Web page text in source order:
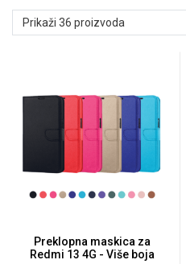
Preklopna maskica za
Redmi 13 4G - Više boja
Babe
Huawei
LCD Tablet
Držači za romobil
USB kablovi
FM Transmitteri